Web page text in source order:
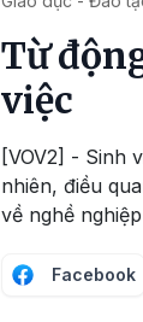
Từ
việc
[VOV2] - Sinh
nhiên, điều
về nghề
Facebook